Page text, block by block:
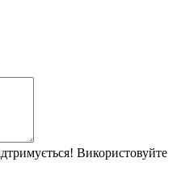
Використовуйте